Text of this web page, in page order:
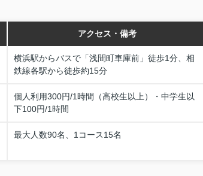
アクセス・備考
横浜駅からバスで「浅間町車庫前」徒歩1分、相
鉄線各駅から徒歩約15分
個人利用300円/1時間（高校生以上）・中学生以
下100円/1時間
最大人数90名、1コース15名